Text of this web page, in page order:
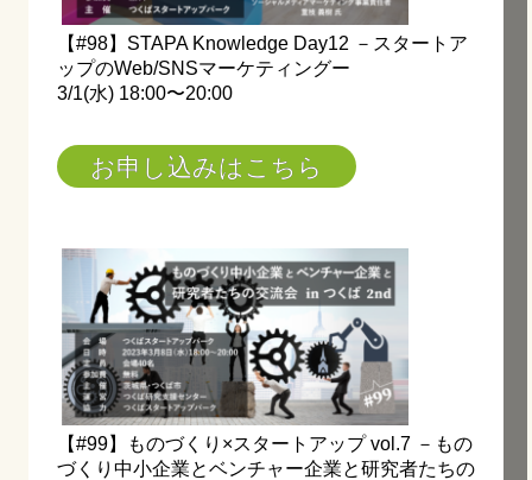
【#98】STAPA Knowledge Day12 －スタートア
ップのWeb/SNSマーケティングー
3/1(水) 18:00〜20:00
お申し込みはこちら
【#99】ものづくり×スタートアップ vol.7 －もの
づくり中小企業とベンチャー企業と研究者たちの